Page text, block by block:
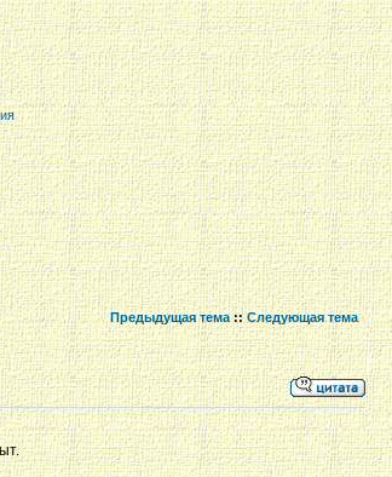
Предыдущая тема::Следующая тема